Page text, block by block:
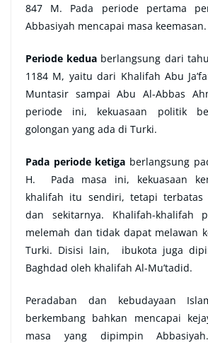
847 M. Pada periode pertama
Abbasiyah mencapai masa keemasan.
Periode kedua berlangsung dari
1184 M, yaitu dari Khalifah Abu
Muntasir sampai Abu Al-Abbas
periode ini, kekuasaan politik
golongan yang ada di Turki.
Pada periode ketiga berlangsung
H. Pada masa ini, kekuasaan
khalifah itu sendiri, tetapi terbatas
dan sekitarnya. Khalifah-khalifah
melemah dan tidak dapat melawan
Turki. Disisi lain, ibukota juga
Baghdad oleh khalifah Al-Mu’tadid.
Peradaban dan kebudayaan
berkembang bahkan mencapai
masa yang dipimpin